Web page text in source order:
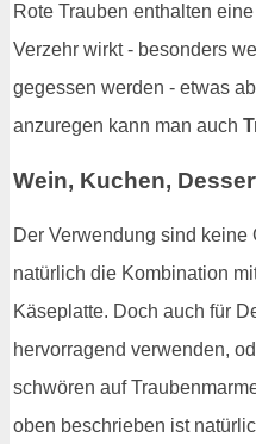
Rote Trauben enthalten
Verzehr wirkt - besonders
gegessen werden - etwas
anzuregen kann man auch
Wein, Kuchen,
Der Verwendung sind keine
natürlich die Kombination
Käseplatte. Doch auch für
hervorragend verwenden,
schwören auf
oben beschrieben ist